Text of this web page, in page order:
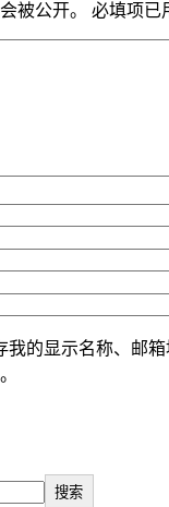
被公开。 必填项已
的显示名称、邮箱
搜索